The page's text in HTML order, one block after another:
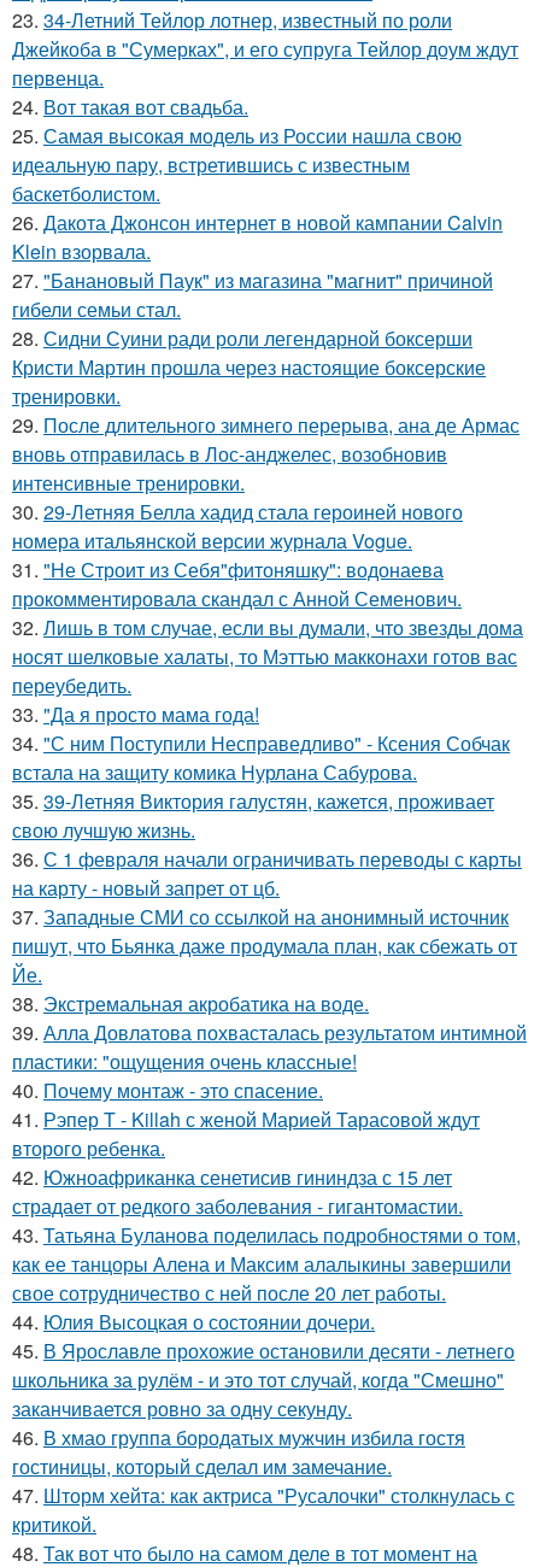
23. 34-Летний Тейлор лотнер, известный по роли
Джейкоба в "Сумерках", и его супруга Тейлор доум ждут
первенца.
24. Вот такая вот свадьба.
25. Самая высокая модель из России нашла свою
идеальную пару, встретившись с известным
баскетболистом.
26. Дакота Джонсон интернет в новой кампании Calvin
Klein взорвала.
27. "Банановый Паук" из магазина "магнит" причиной
гибели семьи стал.
28. Сидни Суини ради роли легендарной боксерши
Кристи Мартин прошла через настоящие боксерские
тренировки.
29. После длительного зимнего перерыва, ана де Армас
вновь отправилась в Лос-анджелес, возобновив
интенсивные тренировки.
30. 29-Летняя Белла хадид стала героиней нового
номера итальянской версии журнала Vogue.
31. "Не Строит из Себя"фитоняшку": водонаева
прокомментировала скандал с Анной Семенович.
32. Лишь в том случае, если вы думали, что звезды дома
носят шелковые халаты, то Мэттью макконахи готов вас
переубедить.
33. "Да я просто мама года!
34. "С ним Поступили Несправедливо" - Ксения Собчак
встала на защиту комика Нурлана Сабурова.
35. 39-Летняя Виктория галустян, кажется, проживает
свою лучшую жизнь.
36. С 1 февраля начали ограничивать переводы с карты
на карту - новый запрет от цб.
37. Западные СМИ со ссылкой на анонимный источник
пишут, что Бьянка даже продумала план, как сбежать от
Йе.
38. Экстремальная акробатика на воде.
39. Алла Довлатова похвасталась результатом интимной
пластики: "ощущения очень классные!
40. Почему монтаж - это спасение.
41. Рэпер T - Killah с женой Марией Тарасовой ждут
второго ребенка.
42. Южноафриканка сенетисив гининдза с 15 лет
страдает от редкого заболевания - гигантомастии.
43. Татьяна Буланова поделилась подробностями о том,
как ее танцоры Алена и Максим алалыкины завершили
свое сотрудничество с ней после 20 лет работы.
44. Юлия Высоцкая о состоянии дочери.
45. В Ярославле прохожие остановили десяти - летнего
школьника за рулём - и это тот случай, когда "Смешно"
заканчивается ровно за одну секунду.
46. В хмао группа бородатых мужчин избила гостя
гостиницы, который сделал им замечание.
47. Шторм хейта: как актриса "Русалочки" столкнулась с
критикой.
48. Так вот что было на самом деле в тот момент на